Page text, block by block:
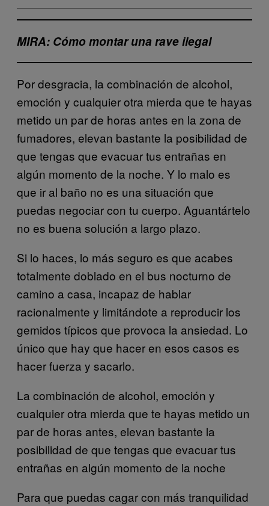
MIRA: Cómo montar una rave ilegal
Por desgracia, la combinación de alcohol,
emoción y cualquier otra mierda que te hayas
metido un par de horas antes en la zona de
fumadores, elevan bastante la posibilidad de
que tengas que evacuar tus entrañas en
algún momento de la noche. Y lo malo es
que ir al baño no es una situación que
puedas negociar con tu cuerpo. Aguantártelo
no es buena solución a largo plazo.
Si lo haces, lo más seguro es que acabes
totalmente doblado en el bus nocturno de
camino a casa, incapaz de hablar
racionalmente y limitándote a reproducir los
gemidos típicos que provoca la ansiedad. Lo
único que hay que hacer en esos casos es
hacer fuerza y sacarlo.
La combinación de alcohol, emoción y
cualquier otra mierda que te hayas metido un
par de horas antes, elevan bastante la
posibilidad de que tengas que evacuar tus
entrañas en algún momento de la noche
Para que puedas cagar con más tranquilidad